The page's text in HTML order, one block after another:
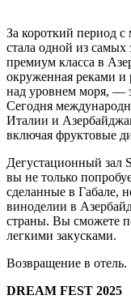
За короткий период с
стала одной из
премиум класса в
окруженная реками и
над уровнем моря, —
Сегодня
Италии и
включая фруктовые
Дегустационный зал
вы не только
сделанные в Габале,
виноделии в
страны. Вы сможете
легкими закусками.
Возвращение в отель.
DREAM FEST 2025